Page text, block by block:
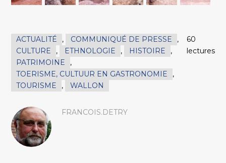
ACTUALITÉ , COMMUNIQUÉ DE PRESSE
,
CULTURE
, ETHNOLOGIE , HISTOIRE
,
PATRIMOINE
,
TOERISME, CULTUUR EN GASTRONOMIE
,
TOURISME
, WALLON
60
lectures
FRANCOIS.DETRY